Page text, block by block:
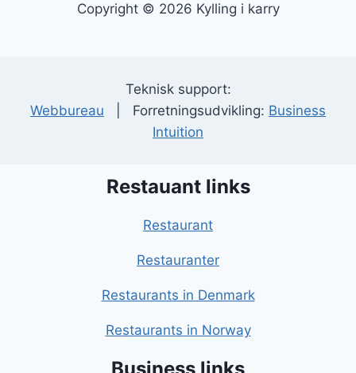
Copyright © 2026 Kylling i karry
Teknisk support:
Webbureau | Forretningsudvikling: Business
Intuition
Restauant links
Restaurant
Restauranter
Restaurants in Denmark
Restaurants in Norway